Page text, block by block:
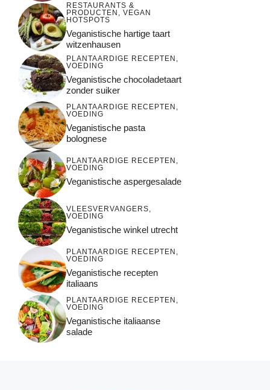
RESTAURANTS &
PRODUCTEN , VEGAN
HOTSPOTS
Veganistische hartige taart
witzenhausen
PLANTAARDIGE RECEPTEN ,
VOEDING
Veganistische chocoladetaart
zonder suiker
PLANTAARDIGE RECEPTEN ,
VOEDING
Veganistische pasta
bolognese
PLANTAARDIGE RECEPTEN ,
VOEDING
Veganistische aspergesalade
VLEESVERVANGERS,
VOEDING
Veganistische winkel utrecht
PLANTAARDIGE RECEPTEN ,
VOEDING
Veganistische recepten
italiaans
PLANTAARDIGE RECEPTEN ,
VOEDING
Veganistische italiaanse
salade